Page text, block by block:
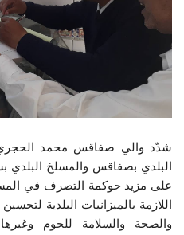
شدّد والي صفاقس محمد
البلدي بصفاقس والمسلخ البلدي
على مزيد حوكمة التصرف في
اللازمة بالميزانيات البلدية
والصحة والسلامة للحوم